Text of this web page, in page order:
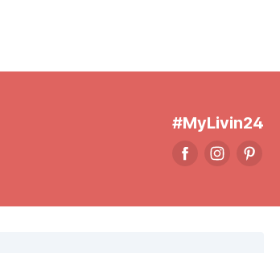
#MyLivin24